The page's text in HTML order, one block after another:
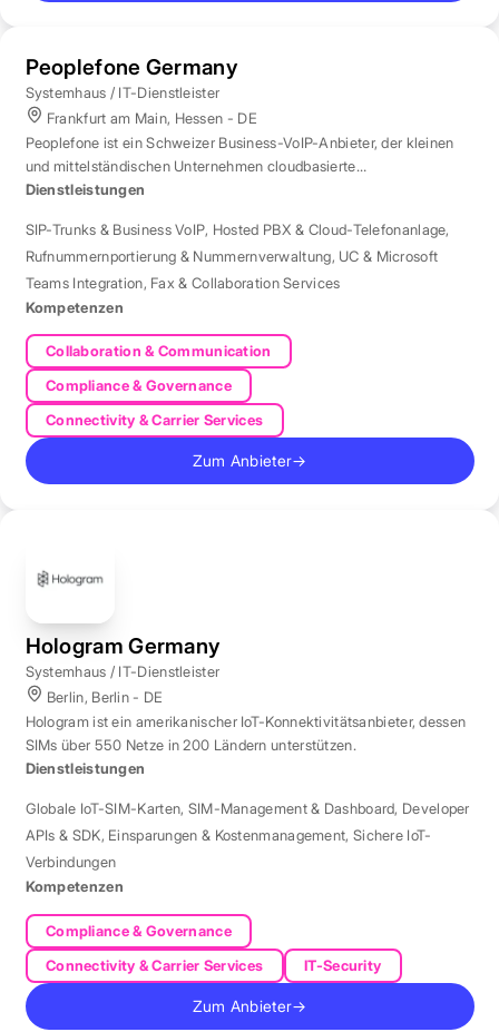
Peoplefone Germany
Systemhaus / IT-Dienstleister
Frankfurt am Main, Hessen - DE
Peoplefone ist ein Schweizer Business-VoIP-Anbieter, der kleinen
und mittelständischen Unternehmen cloudbasierte
Telefonielösungen bietet.
Dienstleistungen
SIP-Trunks & Business VoIP, Hosted PBX & Cloud-Telefonanlage,
Rufnummernportierung & Nummernverwaltung, UC & Microsoft
Teams Integration, Fax & Collaboration Services
Kompetenzen
Collaboration & Communication
Compliance & Governance
Connectivity & Carrier Services
Zum Anbieter→
Hologram Germany
Systemhaus / IT-Dienstleister
Berlin, Berlin - DE
Hologram ist ein amerikanischer IoT-Konnektivitätsanbieter, dessen
SIMs über 550 Netze in 200 Ländern unterstützen.
Dienstleistungen
Globale IoT-SIM-Karten, SIM-Management & Dashboard, Developer
APIs & SDK, Einsparungen & Kostenmanagement, Sichere IoT-
Verbindungen
Kompetenzen
Compliance & Governance
Connectivity & Carrier Services
IT-Security
Zum Anbieter→